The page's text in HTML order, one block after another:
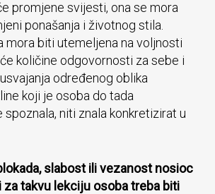
promjene svijesti, ona se mora
ponašanja i životnog stila.
mora biti utemeljena na voljnosti
količine odgovornosti za sebe i
određenog oblika
koji je osoba do tada
spoznala, niti znala konkretizirat u
slabost ili vezanost nosioc
za takvu lekciju osoba treba biti